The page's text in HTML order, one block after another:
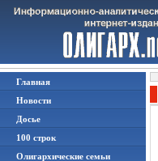
Главная
Новости
Досье
100 строк
Олигархические семьи